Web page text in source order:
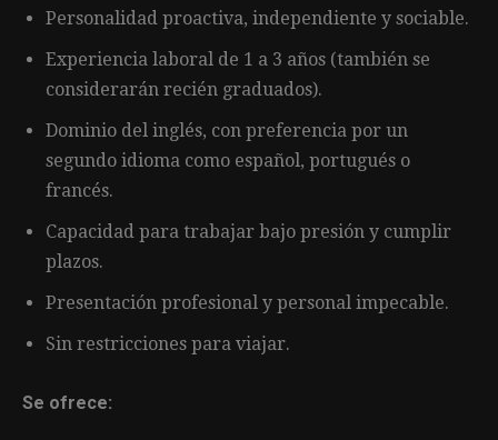
Personalidad proactiva, independiente y sociable.
Experiencia laboral de 1 a 3 años (también se
considerarán recién graduados).
Dominio del inglés, con preferencia por un
segundo idioma como español, portugués o
francés.
Capacidad para trabajar bajo presión y cumplir
plazos.
Presentación profesional y personal impecable.
Sin restricciones para viajar.
Se ofrece: